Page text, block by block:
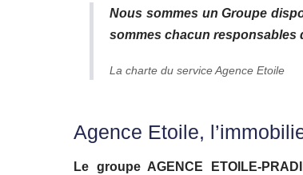
Nous sommes un Groupe
sommes chacun responsables
La charte du service Agence Etoile
Agence Etoile,
Le groupe AGENCE ETOILE-